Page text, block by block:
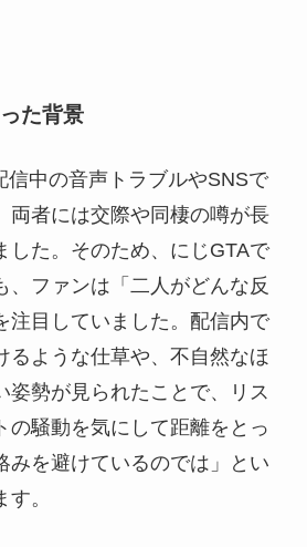
た背景
信中の音声トラブルやSNSで
両者には交際や同棲の噂が長
した。そのため、にじGTAで
、ファンは「二人がどんな反
注目していました。配信内で
るような仕草や、不自然なほ
姿勢が見られたことで、リス
の騒動を気にして距離をとっ
みを避けているのでは」とい
。